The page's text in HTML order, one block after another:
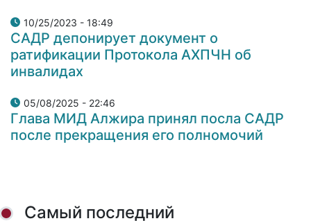
10/25/2023 - 18:49
САДР депонирует документ о
ратификации Протокола АХПЧН об
инвалидах
05/08/2025 - 22:46
Глава МИД Алжира принял посла САДР
после прекращения его полномочий
Самый последний